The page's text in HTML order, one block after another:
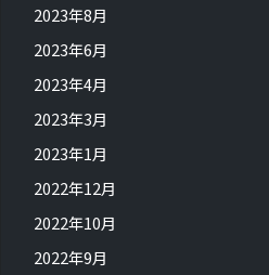
2023年8月
2023年6月
2023年4月
2023年3月
2023年1月
2022年12月
2022年10月
2022年9月